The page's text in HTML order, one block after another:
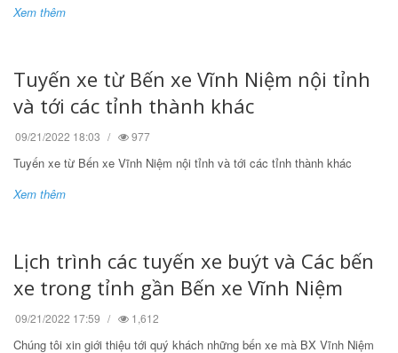
Xem thêm
Tuyến xe từ Bến xe Vĩnh Niệm nội tỉnh
và tới các tỉnh thành khác
09/21/2022 18:03 977
Tuyến xe từ Bến xe Vĩnh Niệm nội tỉnh và tới các tỉnh thành khác
Xem thêm
Lịch trình các tuyến xe buýt và Các bến
xe trong tỉnh gần Bến xe Vĩnh Niệm
09/21/2022 17:59 1,612
Chúng tôi xin giới thiệu tới quý khách những bến xe mà BX Vĩnh Niệm